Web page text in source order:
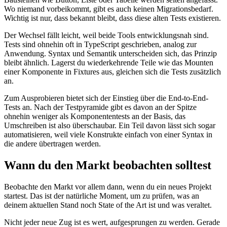
Wo niemand vorbeikommt, gibt es auch keinen Migrationsbedarf.
Wichtig ist nur, dass bekannt bleibt, dass diese alten Tests existieren.
Der Wechsel fällt leicht, weil beide Tools entwicklungsnah sind.
Tests sind ohnehin oft in TypeScript geschrieben, analog zur
Anwendung. Syntax und Semantik unterscheiden sich, das Prinzip
bleibt ähnlich. Lagerst du wiederkehrende Teile wie das Mounten
einer Komponente in Fixtures aus, gleichen sich die Tests zusätzlich
an.
Zum Ausprobieren bietet sich der Einstieg über die End-to-End-
Tests an. Nach der Testpyramide gibt es davon an der Spitze
ohnehin weniger als Komponententests an der Basis, das
Umschreiben ist also überschaubar. Ein Teil davon lässt sich sogar
automatisieren, weil viele Konstrukte einfach von einer Syntax in
die andere übertragen werden.
Wann du den Markt beobachten solltest
Beobachte den Markt vor allem dann, wenn du ein neues Projekt
startest. Das ist der natürliche Moment, um zu prüfen, was an
deinem aktuellen Stand noch State of the Art ist und was veraltet.
Nicht jeder neue Zug ist es wert, aufgesprungen zu werden. Gerade